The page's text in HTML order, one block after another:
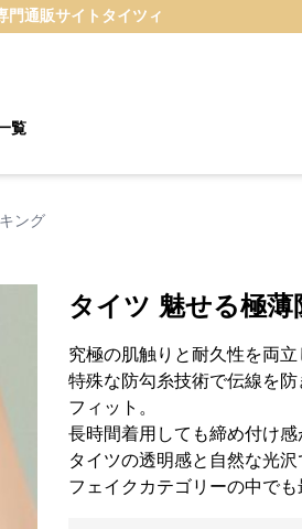
門通販サイト タイツィ
覧
ング
タイツ 魅せる極
究極の肌触りと耐久性を両
特殊な防勾糸技術で伝線を
フィット。
長時間着用しても締め付け感
タイツの透明感と自然な光
フェイクカテゴリーの中で